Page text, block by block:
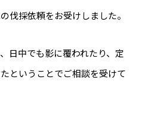
伐採依頼をお受けしました。
日中でも影に覆われたり、定
ということでご相談を受けて